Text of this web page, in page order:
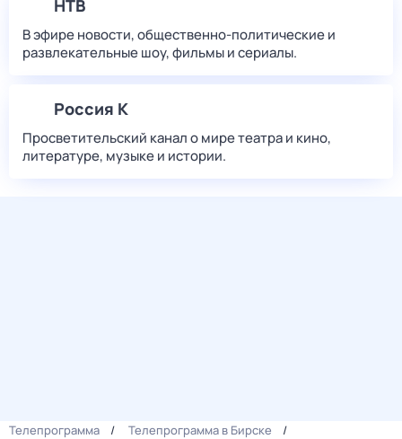
НТВ
В эфире новости, общественно-политические и
развлекательные шоу, фильмы и сериалы.
Россия К
Просветительский канал о мире театра и кино,
литературе, музыке и истории.
Телепрограмма
Телепрограмма в Бирске